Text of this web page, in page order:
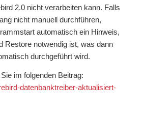
2.0 nicht verarbeiten kann. Falls
nicht manuell durchführen,
automatisch ein Hinweis,
Restore notwendig ist, was dann
durchgeführt wird.
im folgenden Beitrag:
datenbanktreiber-aktualisiert-